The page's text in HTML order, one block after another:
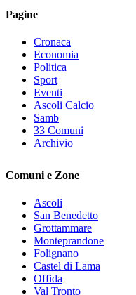
Pagine
Cronaca
Economia
Politica
Sport
Eventi
Ascoli Calcio
Samb
33 Comuni
Archivio
Comuni e Zone
Ascoli
San Benedetto
Grottammare
Monteprandone
Folignano
Castel di Lama
Offida
Val Tronto